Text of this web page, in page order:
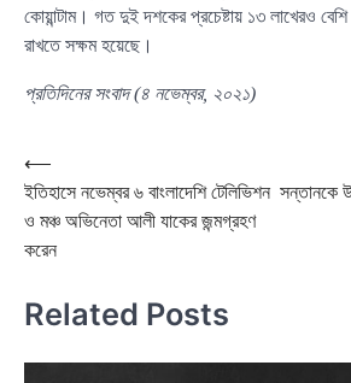
কোয়ান্টাম। গত দুই দশকের প্রচেষ্টায় ১৩ লাখেরও বেশি
রাখতে সক্ষম হয়েছে।
প্রতিদিনের সংবাদ (৪ নভেম্বর, ২০২১)
Post
navigation
⟵
ইতিহাসে নভেম্বর ৬ বাংলাদেশি টেলিভিশন
ও মঞ্চ অভিনেতা আলী যাকের জন্মগ্রহণ
করেন
সন্তানকে
Related Posts